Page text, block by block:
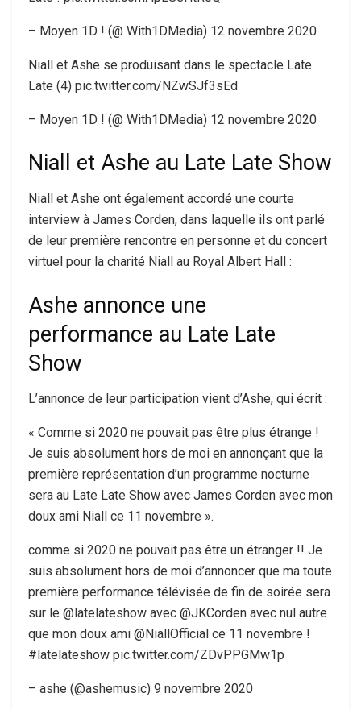
– Moyen 1D ! (@ With1DMedia) 12 novembre 2020
Niall et Ashe se produisant dans le spectacle Late
Late (4) pic.twitter.com/NZwSJf3sEd
– Moyen 1D ! (@ With1DMedia) 12 novembre 2020
Niall et Ashe au Late Late Show
Niall et Ashe ont également accordé une courte
interview à James Corden, dans laquelle ils ont parlé
de leur première rencontre en personne et du concert
virtuel pour la charité Niall au Royal Albert Hall :
Ashe annonce une
performance au Late Late
Show
L’annonce de leur participation vient d’Ashe, qui écrit :
« Comme si 2020 ne pouvait pas être plus étrange !
Je suis absolument hors de moi en annonçant que la
première représentation d’un programme nocturne
sera au Late Late Show avec James Corden avec mon
doux ami Niall ce 11 novembre ».
comme si 2020 ne pouvait pas être un étranger !! Je
suis absolument hors de moi d’annoncer que ma toute
première performance télévisée de fin de soirée sera
sur le @latelateshow avec @JKCorden avec nul autre
que mon doux ami @NiallOfficial ce 11 novembre !
#latelateshow pic.twitter.com/ZDvPPGMw1p
– ashe (@ashemusic) 9 novembre 2020